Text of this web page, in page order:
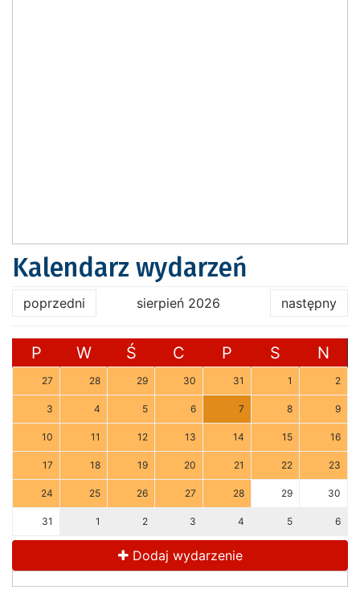
Kalendarz wydarzeń
poprzedni sierpień 2026 następny
P W Ś C P S N
27 28 29 30 31 1 2
3 4 5 6 7 8 9
10 11 12 13 14 15 16
17 18 19 20 21 22 23
24 25 26 27 28 29 30
31 1 2 3 4 5 6
Dodaj wydarzenie